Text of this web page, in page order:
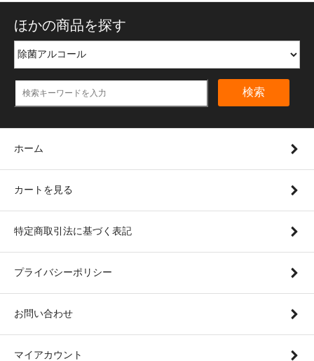
ほかの商品を探す
検索
ホーム
カートを見る
特定商取引法に基づく表記
プライバシーポリシー
お問い合わせ
マイアカウント